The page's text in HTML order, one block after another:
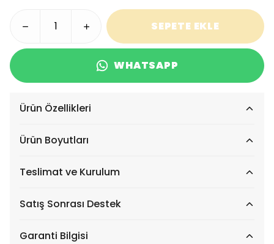
SEPETE EKLE
WHATSAPP
Ürün Özellikleri
Ürün Boyutları
Teslimat ve Kurulum
Satış Sonrası Destek
Garanti Bilgisi